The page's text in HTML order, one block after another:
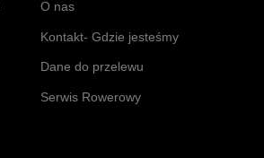
O nas
Kontakt- Gdzie jesteśmy
Dane do przelewu
Serwis Rowerowy